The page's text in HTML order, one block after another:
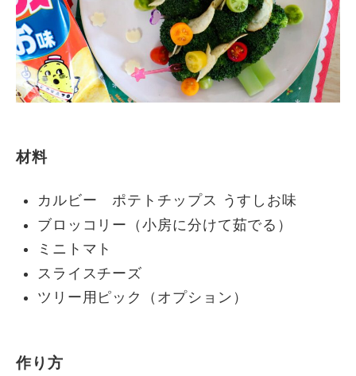
材料
カルビー ポテトチップス うすしお味
ブロッコリー（小房に分けて茹でる）
ミニトマト
スライスチーズ
ツリー用ピック（オプション）
作り方